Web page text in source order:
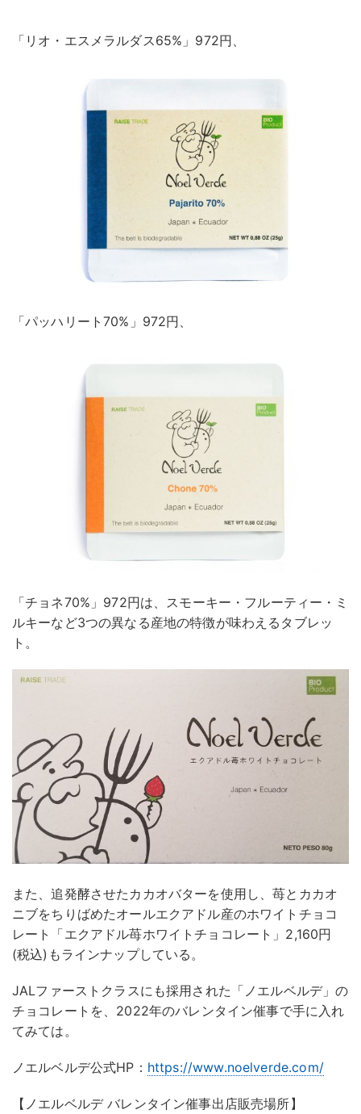
「リオ・エスメラルダス65%」972円、
「パッハリート70%」972円、
「チョネ70%」972円は、スモーキー・フルーティー・ミ
ルキーなど3つの異なる産地の特徴が味わえるタブレッ
ト。
また、追発酵させたカカオバターを使用し、苺とカカオ
ニブをちりばめたオールエクアドル産のホワイトチョコ
レート「エクアドル苺ホワイトチョコレート」2,160円
(税込)もラインナップしている。
JALファーストクラスにも採用された「ノエルベルデ」の
チョコレートを、2022年のバレンタイン催事で手に入れ
てみては。
ノエルベルデ公式HP： https://www.noelverde.com/
【ノエルベルデ バレンタイン催事出店販売場所】